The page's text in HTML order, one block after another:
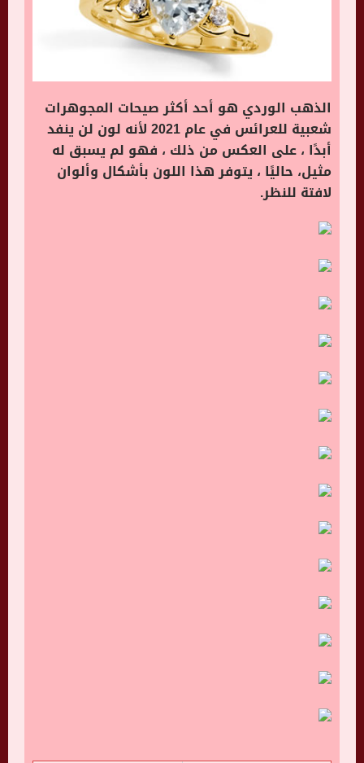
الذهب الوردي هو أحد أكثر صيحات المجوهرات
شعبية للعرائس في عام 2021 لأنه لون لن ينفد
أبدًا ، على العكس من ذلك ، فهو لم يسبق له
مثيل، حاليًا ، يتوفر هذا اللون بأشكال وألوان
لافتة للنظر.